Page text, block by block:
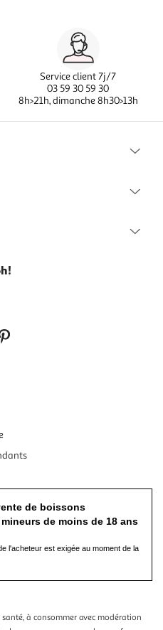
Service client 7j/7
03 59 30 59 30
8h>21h, dimanche 8h30>13h
de boissons
de moins de 18 ans
l'acheteur est exigée au moment de la
santé, à consommer avec modération